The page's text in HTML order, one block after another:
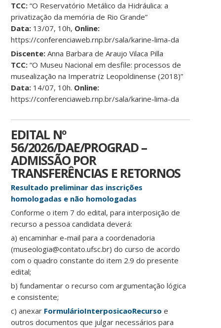
TCC: “O Reservatório Metálico da Hidráulica: a
privatização da memória de Rio Grande”
Data: 13/07, 10h, Online:
https://conferenciaweb.rnp.br/sala/karine-lima-da
Discente: Anna Barbara de Araujo Vilaca Pilla
TCC: “O Museu Nacional em desfile: processos de
musealização na Imperatriz Leopoldinense (2018)”
Data: 14/07, 10h. Online:
https://conferenciaweb.rnp.br/sala/karine-lima-da
EDITAL Nº
56/2026/DAE/PROGRAD –
ADMISSÃO POR
TRANSFERÊNCIAS E RETORNOS
Resultado preliminar das inscrições
homologadas e não homologadas
Conforme o item 7 do edital, para interposição de
recurso a pessoa candidata deverá:
a) encaminhar e-mail para a coordenadoria
(museologia@contato.ufsc.br) do curso de acordo
com o quadro constante do item 2.9 do presente
edital;
b) fundamentar o recurso com argumentação lógica
e consistente;
c) anexar FormulárioInterposicaoRecurso e
outros documentos que julgar necessários para